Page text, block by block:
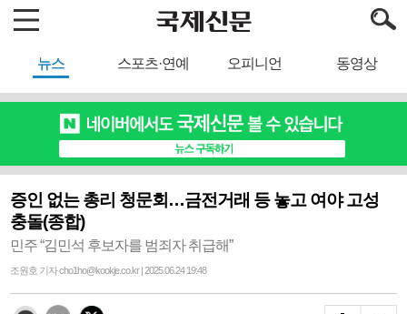
뉴스 스포츠·연예 오피니언 동영상
증인 없는 총리 청문회…금전거래 등 놓고 여야 고성
충돌(종합)
민주 “김민석 후보자를 범죄자 취급해”
조원호 기자 cho1ho@kookje.co.kr | 2025.06.24 19:48